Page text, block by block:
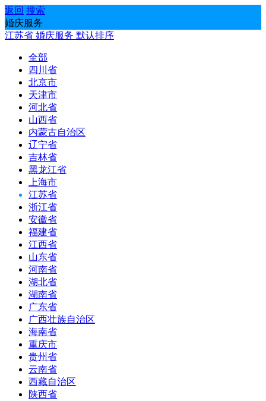
返回 搜索
婚庆服务
江苏省 婚庆服务 默认排序
全部
四川省
北京市
天津市
河北省
山西省
内蒙古自治区
辽宁省
吉林省
黑龙江省
上海市
江苏省
浙江省
安徽省
福建省
江西省
山东省
河南省
湖北省
湖南省
广东省
广西壮族自治区
海南省
重庆市
贵州省
云南省
西藏自治区
陕西省